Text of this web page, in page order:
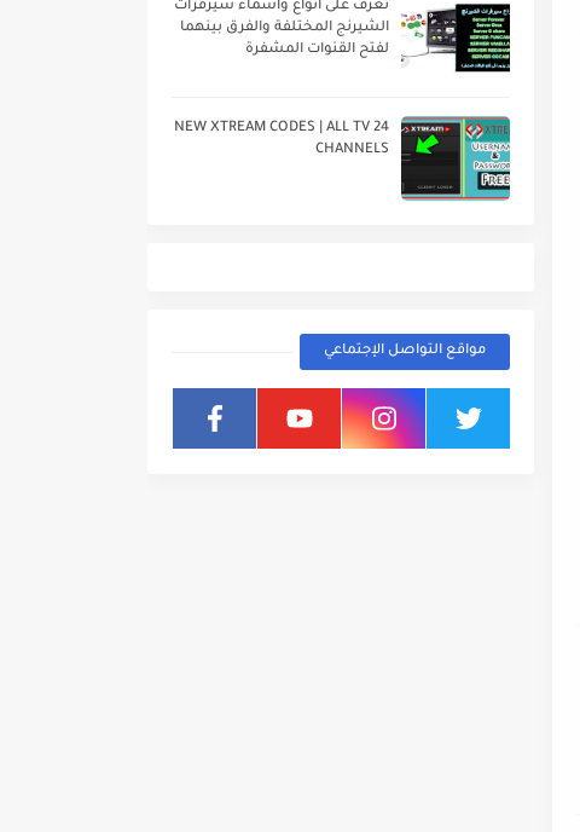
تعرف على انواع واسماء سيرفرات
الشيرنج المختلفة والفرق بينهما
لفتح القنوات المشفرة
24 NEW XTREAM CODES | ALL TV
CHANNELS
مواقع التواصل الإجتماعي